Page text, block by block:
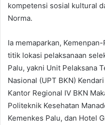
kompetensi sosial kultural
Norma.
Ia memaparkan,
titik lokasi pelaksanaan
Palu, yakni Unit Pelaksana
Nasional (UPT BKN)
Kantor Regional IV BKN
Politeknik Kesehatan
Kemenkes Palu, dan Hotel